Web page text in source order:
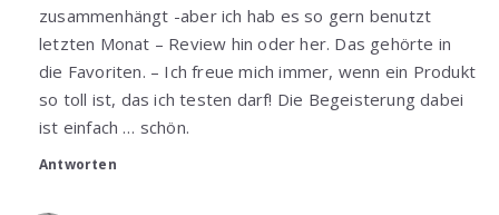
zusammenhängt -aber ich hab es so gern benutzt
letzten Monat – Review hin oder her. Das gehörte in
die Favoriten. – Ich freue mich immer, wenn ein Produkt
so toll ist, das ich testen darf! Die Begeisterung dabei
ist einfach … schön.
Antworten